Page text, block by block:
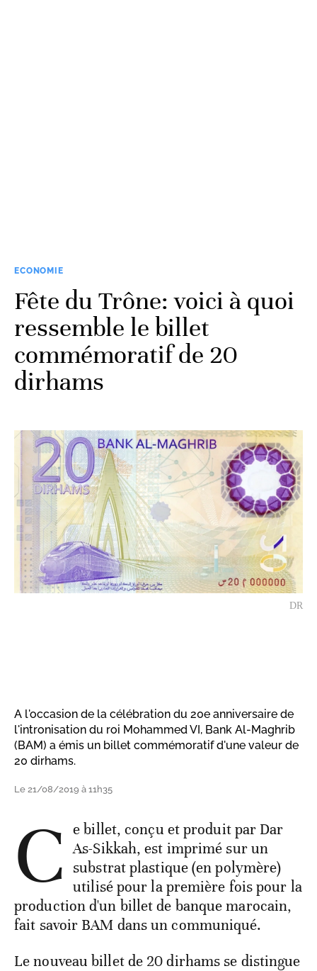
ECONOMIE
Fête du Trône: voici à quoi
ressemble le billet
commémoratif de 20
dirhams
DR
A l'occasion de la célébration du 20e anniversaire de
l'intronisation du roi Mohammed VI, Bank Al-Maghrib
(BAM) a émis un billet commémoratif d'une valeur de
20 dirhams.
Le 21/08/2019 à 11h35
C e billet, conçu et produit par Dar
As-Sikkah, est imprimé sur un
substrat plastique (en polymère)
utilisé pour la première fois pour la
production d'un billet de banque marocain,
fait savoir BAM dans un communiqué.
Le nouveau billet de 20 dirhams se distingue